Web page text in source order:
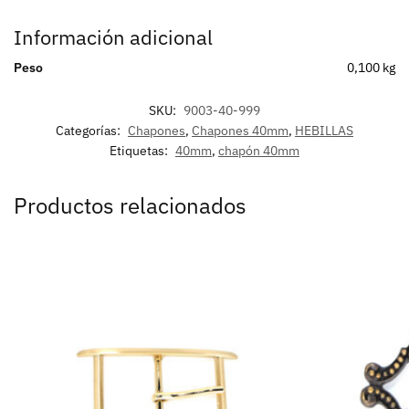
Información adicional
Peso 0,100 kg
SKU: 9003-40-999
Categorías: Chapones, Chapones 40mm, HEBILLAS
Etiquetas: 40mm, chapón 40mm
Productos relacionados